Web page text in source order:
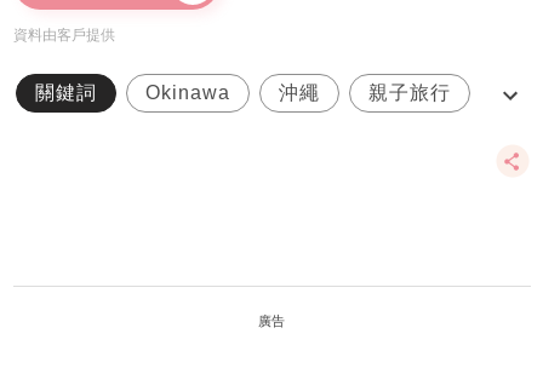
資料由客戶提供
關鍵詞 Okinawa 沖繩 親子旅行
廣告